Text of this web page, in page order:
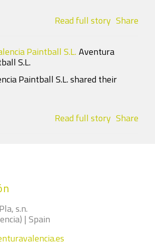
Read full story Share
Aventura
S.L.
Paintball S.L. shared their
Read full story Share
s.n.
| Spain